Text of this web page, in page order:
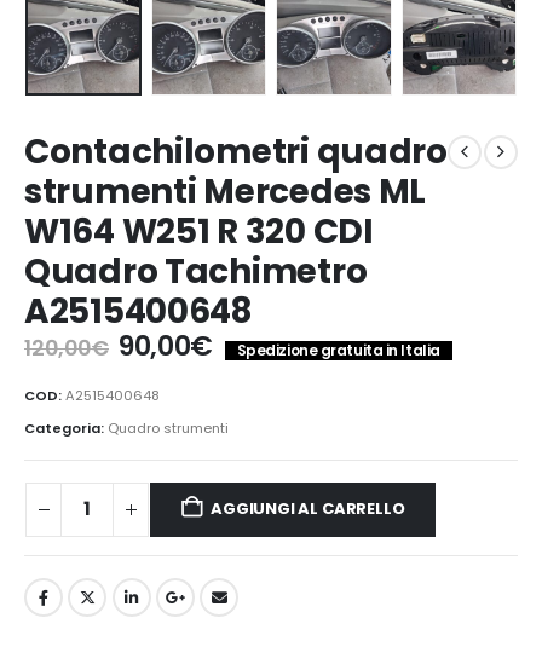
Contachilometri quadro
strumenti Mercedes ML
W164 W251 R 320 CDI
Quadro Tachimetro
A2515400648
120,00€ Il
prezzo
originale
era:
120,00€.
90,00€Il
prezzo
è:
90,00€.
Spedizione gratuita in Italia
COD:A2515400648
Categoria: Quadro strumenti
AGGIUNGI AL CARRELLO